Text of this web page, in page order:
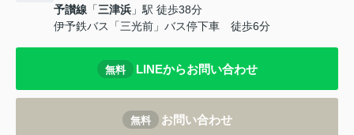
予讃線 「三津浜 」駅 徒歩38分
伊予鉄バス「三光前」バス停下車 徒歩6分
無料 LINEからお問い合わせ
無料 お問い合わせ